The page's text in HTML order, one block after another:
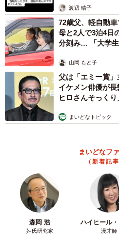
細居幸次郎
渡辺 晴子
72歳父、軽自動
母と2人で3泊4
分刻み… 「大学生
山岡 もと子
父は「エミー賞
イケメン俳優が
ヒロさんそっくり
まいどなトピック
まいどなフ
（新着記
森岡 浩
姓氏研究家
ハイヒール
漫才師